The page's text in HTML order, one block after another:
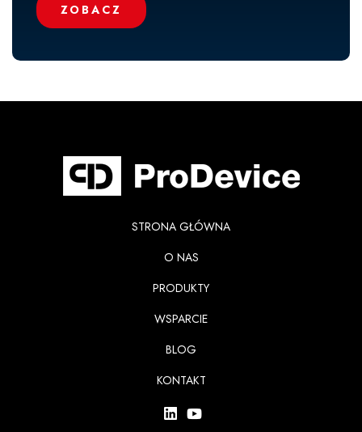
ZOBACZ
STRONA GŁÓWNA
O NAS
PRODUKTY
WSPARCIE
BLOG
KONTAKT